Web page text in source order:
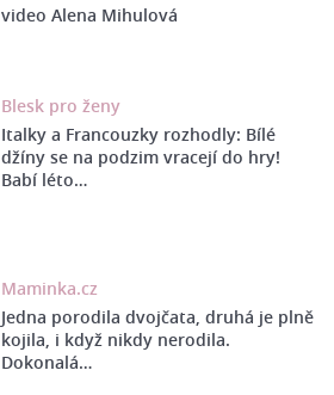
video Alena Mihulová
Blesk pro ženy
Italky a Francouzky rozhodly: Bílé
džíny se na podzim vracejí do hry!
Babí léto…
Maminka.cz
Jedna porodila dvojčata, druhá je plně
kojila, i když nikdy nerodila.
Dokonalá…